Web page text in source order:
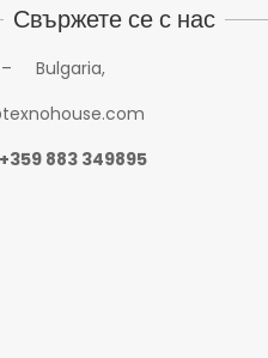
Свържете се с нас
Bulgaria,
+359 883 349895